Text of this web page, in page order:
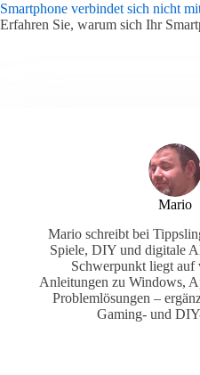
Smartphone verbindet sich nicht
Erfahren Sie, warum sich Ihr
Mario
Mario schreibt bei
Spiele, DIY und digitale
Schwerpunkt liegt auf
Anleitungen zu Windows,
Problemlösungen –
Gaming- und